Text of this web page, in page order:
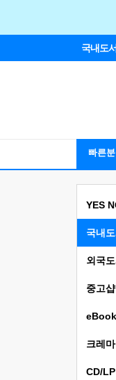
국내도서
빠른분
YES
국내도
외국도
중고샵
eBook
크레
CD/LP